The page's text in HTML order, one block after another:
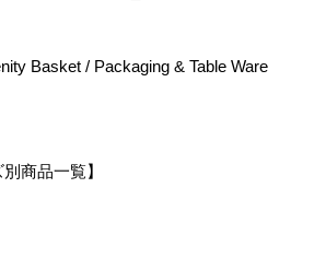
Basket / Packaging & Table Ware
商品一覧】